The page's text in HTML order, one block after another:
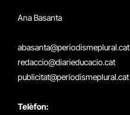
Ana Basanta
abasanta@periodismeplural.cat
redaccio@diarieducacio.cat
publicitat@periodismeplural.cat
Telèfon: